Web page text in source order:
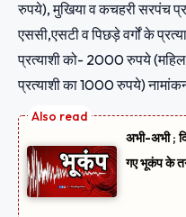
रुपये), मुखिया व कचहरी सरपंच
एससी,एसटी व पिछड़े वर्गों के
प्रत्याशी को- 2000 रुपये
प्रत्याशी का 1000 रुपये)
अभी-अभी ;
गए भूकंप के